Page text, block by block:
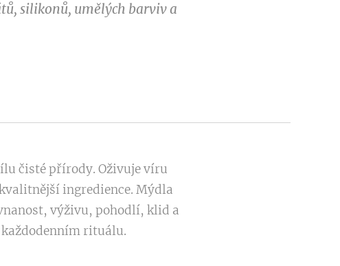
silikonů, umělých barviv a
čisté přírody. Oživuje víru
ingredience. Mýdla
výživu, pohodlí, klid a
rituálu.